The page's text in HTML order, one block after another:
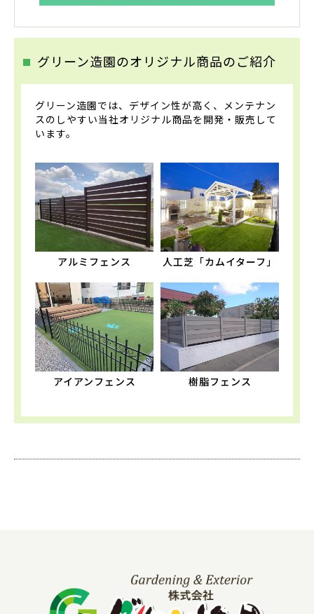
グリーン造園のオリジナル商品のご紹介
グリーン造園では、デザイン性が高く、メンテナン
スのしやすい当社オリジナル商品を開発・販売して
います。
アルミフェンス 人工芝「カムイターフ」
アイアンフェンス 樹脂フェンス